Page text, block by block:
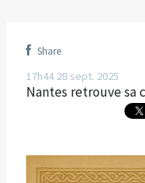
Share
17h44 28 sept. 2025
Nantes retrouve sa